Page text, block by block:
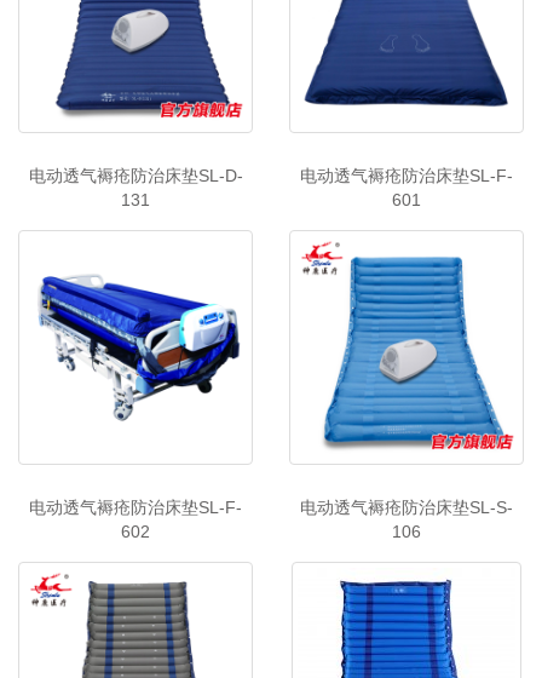
电动透气褥疮防治床垫SL-D-
131
电动透气褥疮防治床垫SL-F-
601
电动透气褥疮防治床垫SL-F-
602
电动透气褥疮防治床垫SL-S-
106